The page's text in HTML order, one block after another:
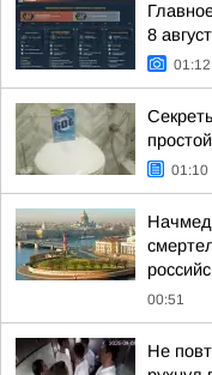
8
01:12
01:10
Начмед
00:51
Не